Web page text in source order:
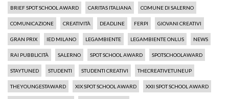
BRIEF SPOT SCHOOL AWARD CARITAS ITALIANA COMUNE DI SALERNO
COMUNICAZIONE CREATIVITÀ DEADLINE FERPI GIOVANI CREATIVI
GRAN PRIX IED MILANO LEGAMBIENTE LEGAMBIENTE ONLUS NEWS
RAI PUBBLICITÀ SALERNO SPOT SCHOOL AWARD SPOTSCHOOLAWARD
STAYTUNED STUDENTI STUDENTI CREATIVI THECREATIVETUNEUP
THEYOUNGESTAWARD XIX SPOT SCHOOL AWARD XXII SPOT SCHOOL AWARD